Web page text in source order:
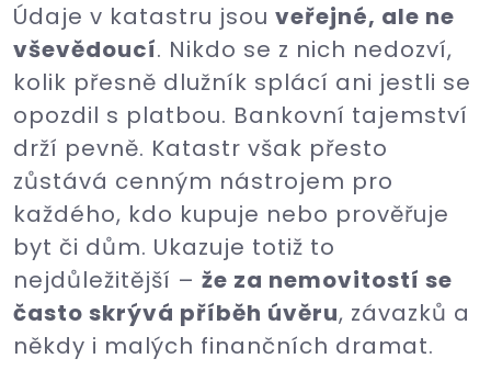
Údaje v katastru jsou veřejné, ale ne
vševědoucí. Nikdo se z nich nedozví,
kolik přesně dlužník splácí ani jestli se
opozdil s platbou. Bankovní tajemství
drží pevně. Katastr však přesto
zůstává cenným nástrojem pro
každého, kdo kupuje nebo prověřuje
byt či dům. Ukazuje totiž to
nejdůležitější – že za nemovitostí se
často skrývá příběh úvěru, závazků a
někdy i malých finančních dramat.